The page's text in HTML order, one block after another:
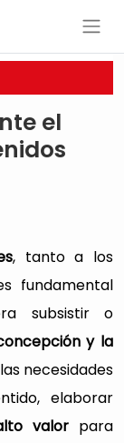
el
, tanto a los
fundamental
subsistir o
y la
necesidades
elaborar
valorpara